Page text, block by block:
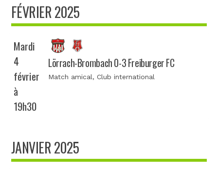
FÉVRIER 2025
Mardi
4
février
à
19h30
Lörrach-Brombach 0-3 Freiburger FC
Match amical, Club international
JANVIER 2025